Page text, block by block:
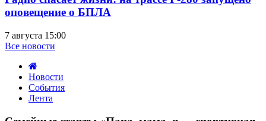
оповещение о БПЛА
7 августа 15:00
Все новости
Новости
События
Лента
старты